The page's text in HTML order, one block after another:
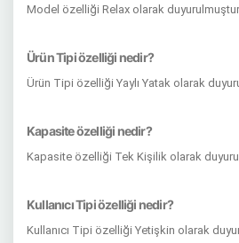
Model özelliği Relax olarak
Ürün Tipi özelliği nedir?
Ürün Tipi özelliği Yaylı Yatak olarak
Kapasite özelliği nedir?
Kapasite özelliği Tek Kişilik olarak
Kullanıcı Tipi özelliği nedir?
Kullanıcı Tipi özelliği Yetişkin olarak